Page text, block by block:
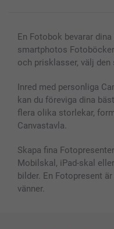
Presentkort
Alla fotoprodukter
En Fotobok bevarar
smartphotos
och prisklasser, välj
Inred med personliga
kan du föreviga dina
flera olika storlekar,
Canvastavla.
Skapa fina
Mobilskal, iPad-skal
bilder. En Fotopresent
vänner.